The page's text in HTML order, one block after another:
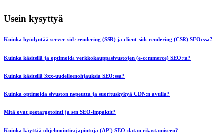
Usein kysyttyä
Kuinka hyödyntää server-side rendering (SSR) ja client-side rendering (CSR) SEO:ssa?
Kuinka käsitellä ja optimoida verkkokauppasivustojen (e-commerce) SEO:ta?
Kuinka käsitellä 3xx-uudelleenohjauksia SEO:ssa?
Kuinka optimoida sivuston nopeutta ja suorituskykyä CDN:n avulla?
Mitä ovat geotargetointi ja sen SEO-impaktit?
Kuinka käyttää ohjelmointirajapintoja (API) SEO-datan rikastamiseen?